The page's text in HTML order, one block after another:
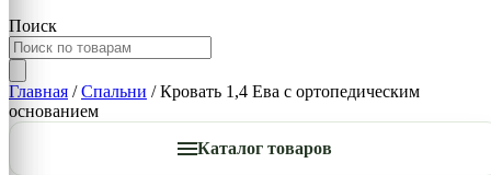
Поиск
Главная /Спальни / Кровать 1,4 Ева с ортопедическим
основанием
Каталог товаров